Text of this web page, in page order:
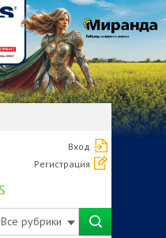
Вход
Регистрация
Все рубрики